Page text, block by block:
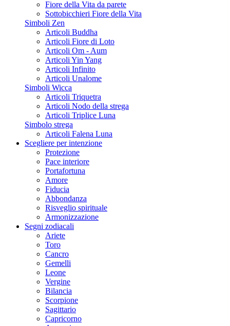
Fiore della Vita da parete
Sottobicchieri Fiore della Vita
Simboli Zen
Articoli Buddha
Articoli Fiore di Loto
Articoli Om - Aum
Articoli Yin Yang
Articoli Infinito
Articoli Unalome
Simboli Wicca
Articoli Triquetra
Articoli Nodo della strega
Articoli Triplice Luna
Simbolo strega
Articoli Falena Luna
Scegliere per intenzione
Protezione
Pace interiore
Portafortuna
Amore
Fiducia
Abbondanza
Risveglio spirituale
Armonizzazione
Segni zodiacali
Ariete
Toro
Cancro
Gemelli
Leone
Vergine
Bilancia
Scorpione
Sagittario
Capricorno